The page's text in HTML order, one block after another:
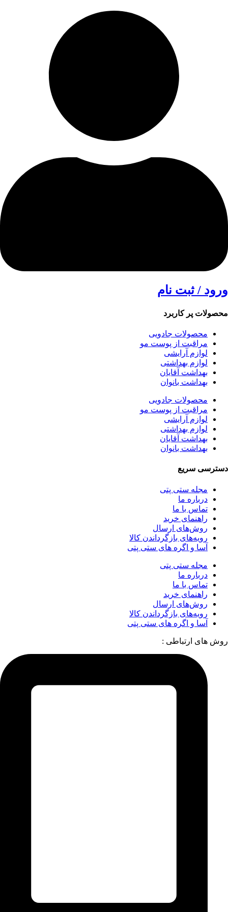
ورود / ثبت نام
محصولات پر کاربرد
محصولات جادویی
مراقبت از پوست مو
لوازم آرایشی
لوازم بهداشتی
بهداشت آقایان
بهداشت بانوان
محصولات جادویی
مراقبت از پوست مو
لوازم آرایشی
لوازم بهداشتی
بهداشت آقایان
بهداشت بانوان
دسترسی سریع
مجله ستی پتی
درباره ما
تماس با ما
راهنمای خرید
روش‌های ارسال
رویه‌های بازگرداندن کالا
آسا و اگره های ستی پتی
مجله ستی پتی
درباره ما
تماس با ما
راهنمای خرید
روش‌های ارسال
رویه‌های بازگرداندن کالا
آسا و اگره های ستی پتی
روش های ارتباطی :